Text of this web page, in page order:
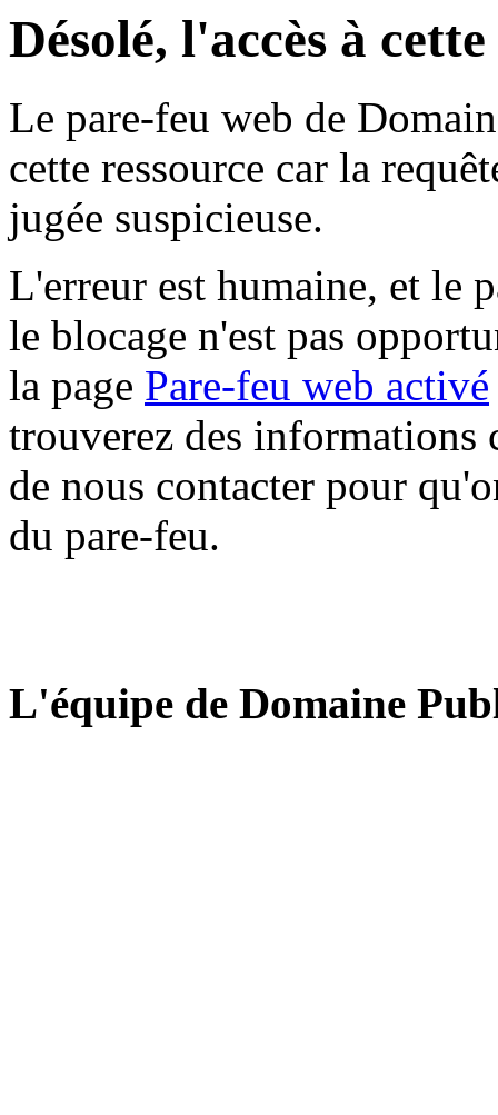
Désolé, l'accès à
Le pare-feu web de
cette ressource car la
jugée suspicieuse.
L'erreur est humaine, et le
le blocage n'est pas
la page Pare-feu web activé
trouverez des informations
de nous contacter pour
du pare-feu.
L'équipe de Domaine